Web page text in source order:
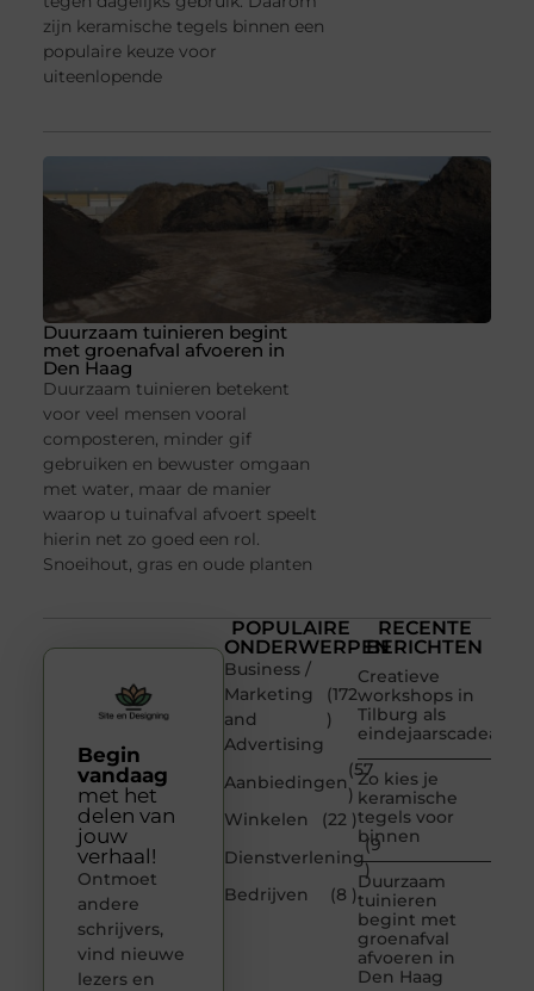
zijn keramische tegels binnen een
populaire keuze voor
uiteenlopende
Duurzaam tuinieren begint
met groenafval afvoeren in
Den Haag
Duurzaam tuinieren betekent
voor veel mensen vooral
composteren, minder gif
gebruiken en bewuster omgaan
met water, maar de manier
waarop u tuinafval afvoert speelt
hierin net zo goed een rol.
Snoeihout, gras en oude planten
POPULAIRE
ONDERWERPEN
Business /
Marketing
and
Advertising
(172
)
Aanbiedingen
(57
)
Winkelen
(22 )
Dienstverlening
(9
)
Bedrijven
(8 )
RECENTE
BERICHTEN
Creatieve
workshops in
Tilburg als
eindejaarscadeau
Zo kies je
keramische
tegels voor
binnen
Duurzaam
tuinieren
begint met
groenafval
afvoeren in
Den Haag
Begin
vandaag
met het
delen van
jouw
verhaal!
Ontmoet
andere
schrijvers,
vind nieuwe
lezers en